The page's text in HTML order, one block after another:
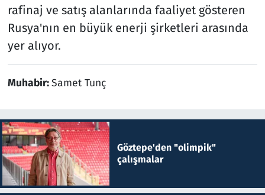
rafinaj ve satış alanlarında faaliyet gösteren
Rusya'nın en büyük enerji şirketleri arasında
yer alıyor.
Muhabir:Samet Tunç
Göztepe'den "olimpik"
çalışmalar